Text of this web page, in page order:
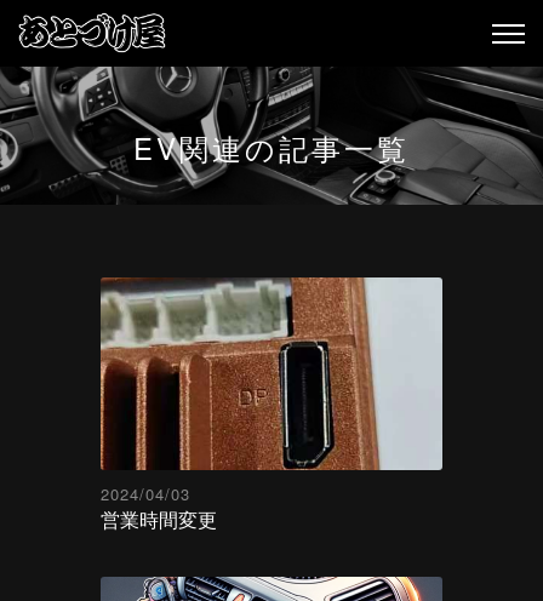
EV関連の記事一覧
2024/04/03
営業時間変更